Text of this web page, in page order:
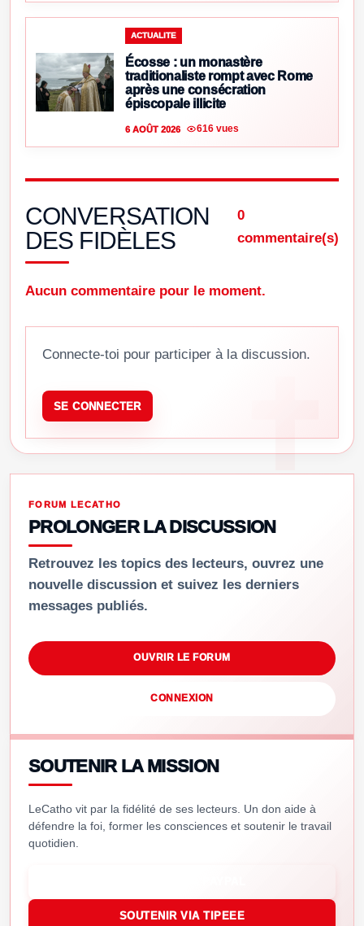
ACTUALITE
Écosse : un monastère
traditionaliste rompt avec Rome
après une consécration
épiscopale illicite
6 AOÛT 2026 616 vues
CONVERSATION
DES FIDÈLES
0
commentaire(s)
Aucun commentaire pour le moment.
Connecte-toi pour participer à la discussion.
SE CONNECTER
FORUM LECATHO
PROLONGER LA DISCUSSION
Retrouvez les topics des lecteurs, ouvrez une
nouvelle discussion et suivez les derniers
messages publiés.
OUVRIR LE FORUM
CONNEXION
SOUTENIR LA MISSION
LeCatho vit par la fidélité de ses lecteurs. Un don aide à
défendre la foi, former les consciences et soutenir le travail
quotidien.
SOUTENIR VIA TIPEEE